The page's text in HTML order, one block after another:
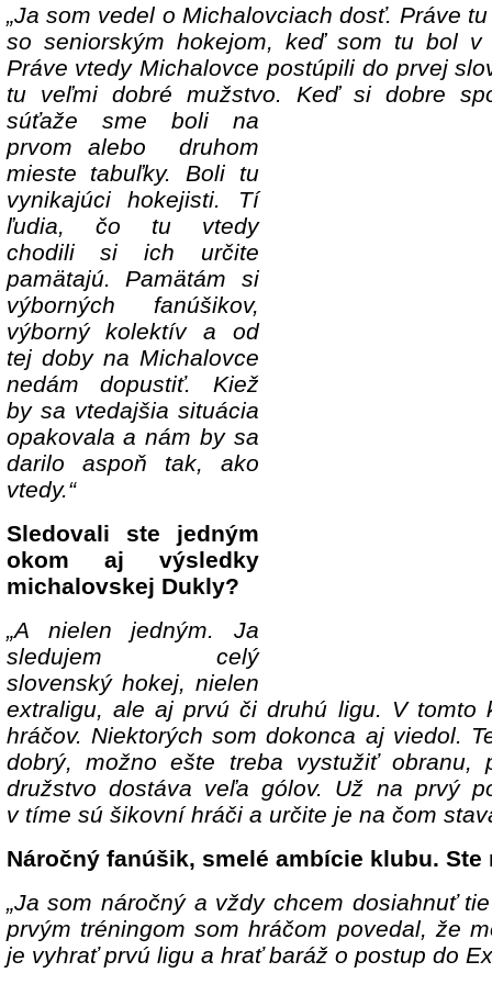
„Ja som vedel o Michalovciach dosť. Práve
so seniorským hokejom, keď som tu bol
Práve vtedy Michalovce postúpili do prvej
tu veľmi dobré mužstvo. Keď sidobre
súťaže sme boli na
prvom alebo druhom
mieste tabuľky. Boli tu
vynikajúci hokejisti. Tí
ľudia, čo tu vtedy
chodili si ich určite
pamätajú. Pamätám si
výborných fanúšikov,
výborný kolektív a od
tej doby na Michalovce
nedám dopustiť. Kiež
by sa vtedajšia situácia
opakovala a nám by sa
darilo aspoň tak, ako
vtedy.“
Sledovali ste jedným
okom aj výsledky
michalovskej Dukly?
„A nielen jedným. Ja
sledujem celý
slovenský hokej, nielen
extraligu, ale aj prvú či druhú ligu. V tomto
hráčov. Niektorých som dokonca aj viedol.
dobrý, možno ešte treba vystužiť obranu,
družstvo dostáva veľa gólov. Už na prvý
v tíme sú šikovní hráči a určite je na čom
Náročný fanúšik, smelé ambície klubu. Ste
„Ja som náročný a vždy chcem dosiahnuť
prvým tréningom som hráčom povedal, že
je vyhrať prvú ligu a hrať baráž o postup do